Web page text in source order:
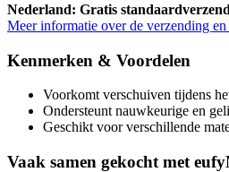
Nederland: Gratis
Meer informatie over de verzending
Kenmerken & Voordelen
Voorkomt verschuiven tijdens
Ondersteunt nauwkeurige en
Geschikt voor verschillende
Vaak samen gekocht met